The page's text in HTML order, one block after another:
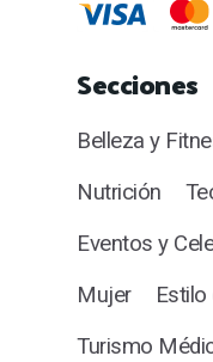
Secciones
Belleza y
Nutrición
Eventos y
Mujer
Estilo
Turismo